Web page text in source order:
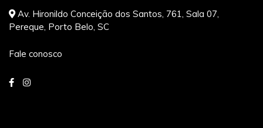
Av. Hironildo Conceição dos Santos, 761, Sala 07,
Pereque, Porto Belo, SC
Fale conosco